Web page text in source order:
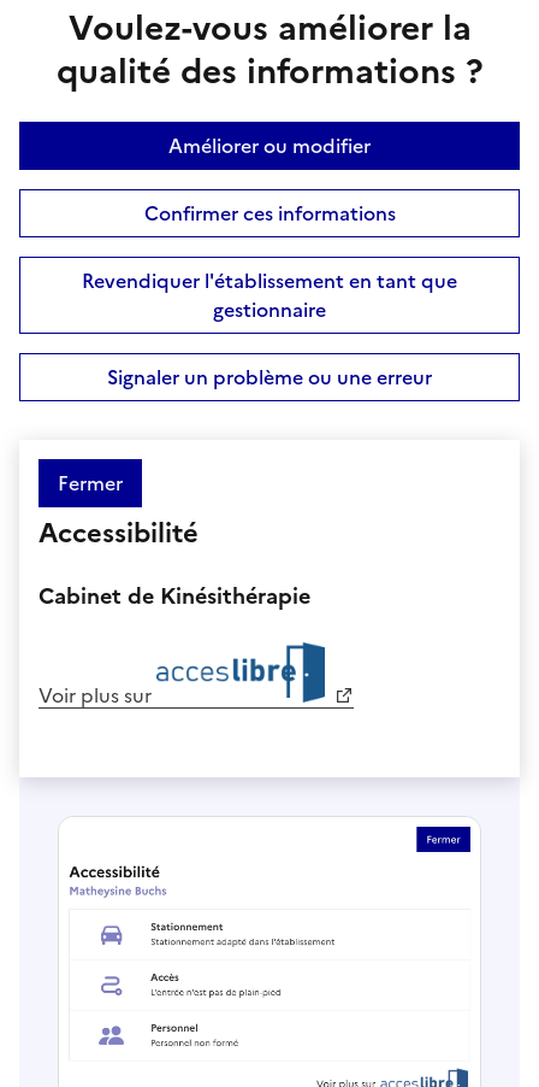
Voulez-vous améliorer la
qualité des informations ?
Améliorer ou modifier
Confirmer ces informations
Revendiquer l'établissement en tant que
gestionnaire
Signaler un problème ou une erreur
Fermer
Accessibilité
Cabinet de Kinésithérapie
Voir plus sur